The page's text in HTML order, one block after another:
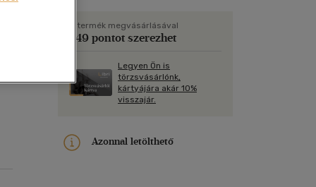
Képeslap
Papír, írószer
A termék megvásárlásával
249 pontot szerezhet
Legyen Ön is
törzsvásárlónk,
kártyájára akár 10%
visszajár.
Azonnal letölthető